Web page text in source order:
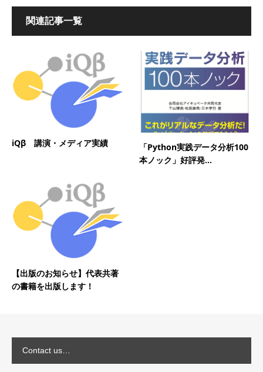
関連記事一覧
iQβ 講演・メディア実績
「Python実践データ分析100
本ノック」好評発...
【出版のお知らせ】代表共著
の書籍を出版します！
Contact us…